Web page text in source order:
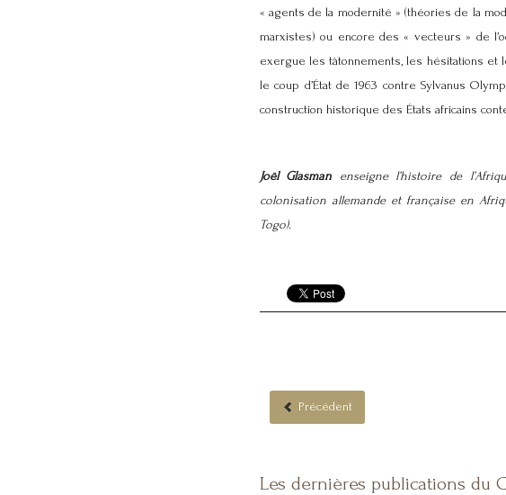
« agents de la modernité » (théories de la
marxistes) ou encore des « vecteurs » de
exergue les tâtonnements, les hésitations et
le coup d’État de 1963 contre Sylvanus
construction historique des États africains
Joël Glasman enseigne l’histoire de
colonisation allemande et française en
Togo).
Précédent
Les dernières publications du